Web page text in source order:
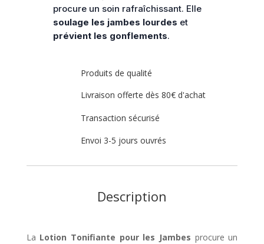
Hauschka
procure un soin rafraîchissant. Elle
soulage les jambes lourdes et
prévient les gonflements.
Produits de qualité
Livraison offerte dès 80€ d'achat
Transaction sécurisé
Envoi 3-5 jours ouvrés
Description
La Lotion Tonifiante pour les Jambes procure un